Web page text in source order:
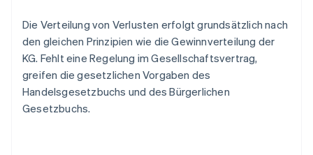
Die Verteilung von Verlusten erfolgt grundsätzlich nach
den gleichen Prinzipien wie die Gewinnverteilung der
KG. Fehlt eine Regelung im Gesellschaftsvertrag,
greifen die gesetzlichen Vorgaben des
Handelsgesetzbuchs und des Bürgerlichen
Gesetzbuchs.